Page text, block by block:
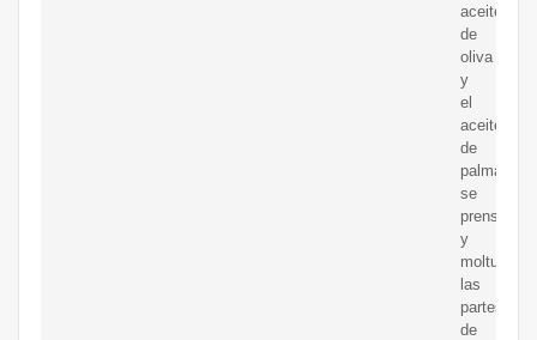
aceite
de
oliva
y
el
aceite
de
palma,
se
prensan
y
molturan
las
partes
de